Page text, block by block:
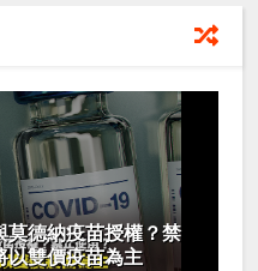
莫德納疫苗授權？禁
以雙價疫苗為主